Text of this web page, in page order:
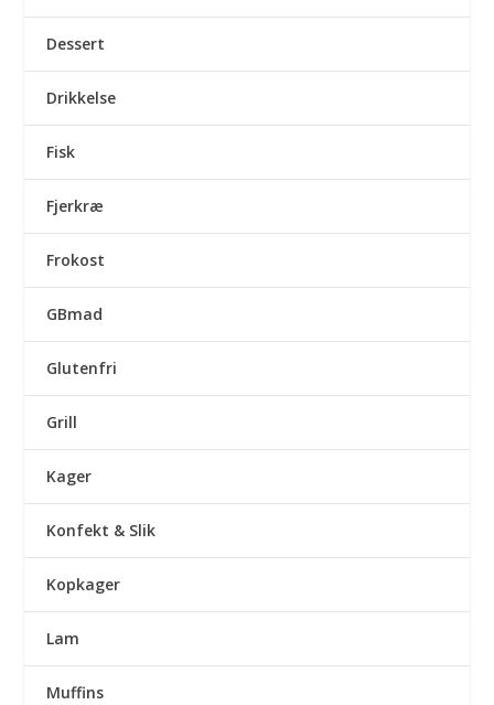
Dessert
Drikkelse
Fisk
Fjerkræ
Frokost
GBmad
Glutenfri
Grill
Kager
Konfekt & Slik
Kopkager
Lam
Muffins